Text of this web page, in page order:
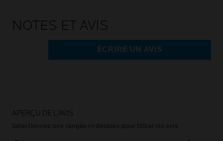
NOTES ET AVIS
ÉCRIRE UN AVIS
APERÇU DE L’AVIS